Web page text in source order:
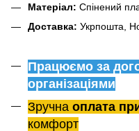
Матеріал: Спінений
Доставка: Укрпошта,
Працюємо за
організаціями
Зручна оплата
комфорт